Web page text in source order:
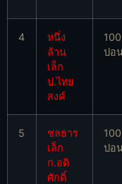
4
หนึ่ง
ล้าน
เล็ก
ป.ไทย
สงค์
ปอ
5
ชลธาร
เล็ก
ก.อดิ
ศักดิ์
ปอ